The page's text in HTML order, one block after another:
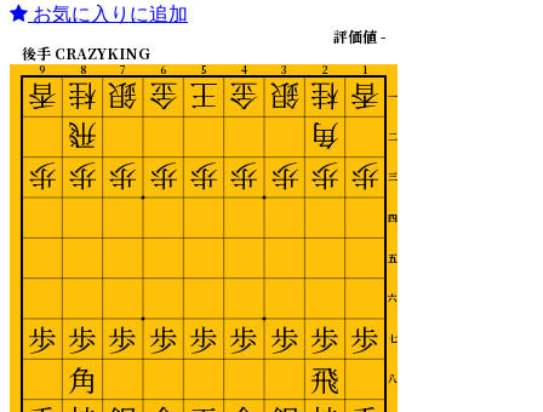
お気に入りに追加
1
2
3
4
5
6
7
8
9
一
二
三
四
五
六
七
八
後手 CRAZYKING
評価値 -
香
歩
歩
桂
角
歩
歩
飛
銀
歩
歩
金
歩
歩
王
歩
歩
金
歩
歩
銀
歩
歩
桂
飛
歩
歩
角
香
歩
歩